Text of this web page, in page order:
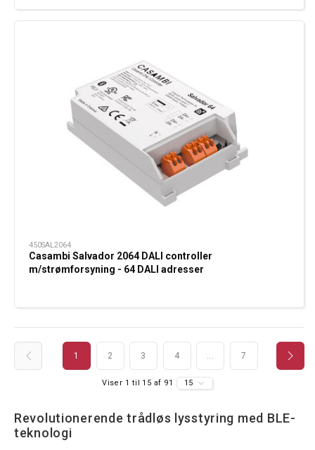
450SAL2064
Casambi Salvador 2064 DALI controller
m/strømforsyning - 64 DALI adresser
1 2 3 4 ... 7
Viser 1 til 15 af 91 15
Revolutionerende trådløs lysstyring med BLE-
teknologi